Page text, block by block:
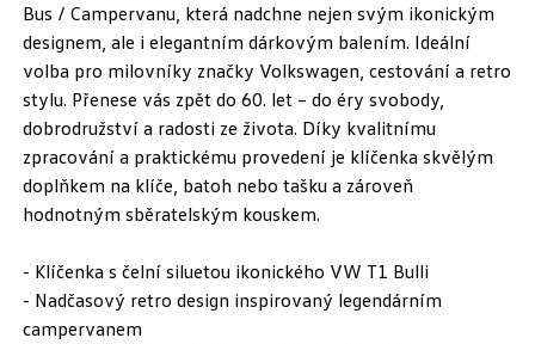
Bus / Campervanu, která nadchne nejen svým ikonickým
designem, ale i elegantním dárkovým balením. Ideální
volba pro milovníky značky Volkswagen, cestování a retro
stylu. Přenese vás zpět do 60. let – do éry svobody,
dobrodružství a radosti ze života. Díky kvalitnímu
zpracování a praktickému provedení je klíčenka skvělým
doplňkem na klíče, batoh nebo tašku a zároveň
hodnotným sběratelským kouskem.
- Klíčenka s čelní siluetou ikonického VW T1 Bulli
- Nadčasový retro design inspirovaný legendárním
campervanem